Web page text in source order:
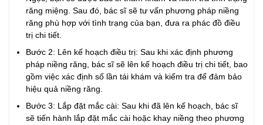
răng miệng. Sau đó, bác sĩ sẽ tư vấn phương pháp niềng
răng phù hợp với tình trạng của bạn, đưa ra phác đồ điều
trị chi tiết.
Bước 2: Lên kế hoạch điều trị: Sau khi xác định phương
pháp niềng răng, bác sĩ sẽ lên kế hoạch điều trị chi tiết, bao
gồm việc xác định số lần tái khám và kiểm tra để đảm bảo
hiệu quả niềng răng.
Bước 3: Lắp đặt mắc cài: Sau khi đã lên kế hoạch, bác sĩ
sẽ tiến hành lắp đặt mắc cài hoặc khay niềng theo phương